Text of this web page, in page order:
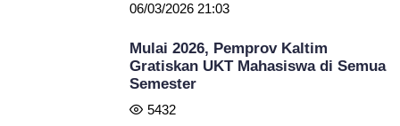
06/03/2026 21:03
Mulai 2026, Pemprov Kaltim
Gratiskan UKT Mahasiswa di Semua
Semester
5432